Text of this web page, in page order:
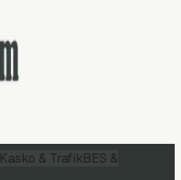
Kasko & TrafikBES &